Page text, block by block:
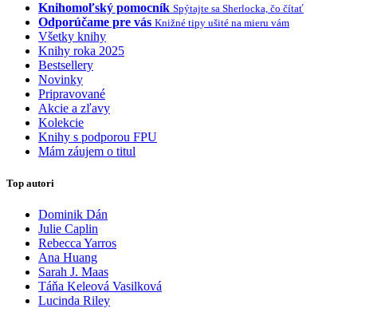
Knihomoľský pomocník Spýtajte sa Sherlocka, čo čítať
Odporúčame pre vás Knižné tipy ušité na mieru vám
Všetky knihy
Knihy roka 2025
Bestsellery
Novinky
Pripravované
Akcie a zľavy
Kolekcie
Knihy s podporou FPU
Mám záujem o titul
Top autori
Dominik Dán
Julie Caplin
Rebecca Yarros
Ana Huang
Sarah J. Maas
Táňa Keleová Vasilková
Lucinda Riley